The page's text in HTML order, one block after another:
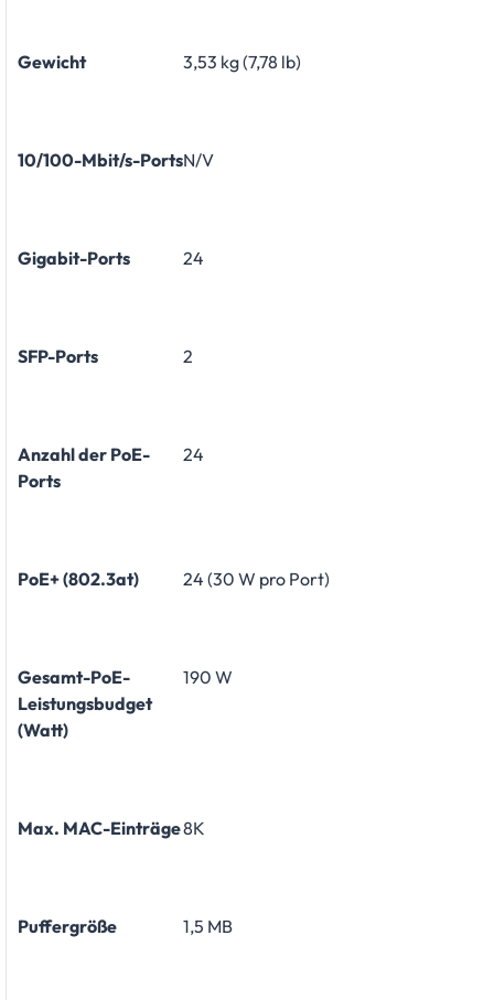
Gewicht 3,53 kg (7,78 lb)
10/100-Mbit/s-PortsN/V
Gigabit-Ports 24
SFP-Ports 2
Anzahl der PoE-
Ports
24
PoE+ (802.3at) 24 (30 W pro Port)
Gesamt-PoE-
Leistungsbudget
(Watt)
190 W
Max. MAC-Einträge8K
Puffergröße 1,5 MB